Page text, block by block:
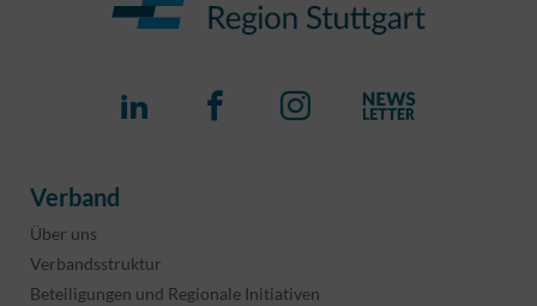
Verband
Über uns
Verbandsstruktur
Beteiligungen und Regionale Initiativen